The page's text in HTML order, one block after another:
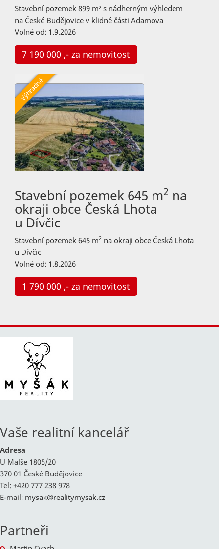
Stavební pozemek 899 m² s nádherným výhledem
na České Budějovice v klidné části Adamova
Volné od: 1.9.2026
7 190 000 ,- za nemovitost
Stavební pozemek 645 m2 na
okraji obce Česká Lhota
u Dívčic
Stavební pozemek 645 m2 na okraji obce Česká Lhota
u Dívčic
Volné od: 1.8.2026
1 790 000 ,- za nemovitost
Vaše realitní kancelář
Adresa
U Malše 1805/20
370 01 České Budějovice
Tel: +420 777 238 978
E-mail: mysak@realitymysak.cz
Partneři